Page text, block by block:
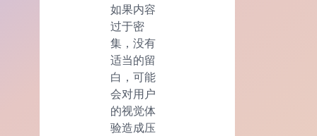
如果内容
过于密
集，没有
适当的留
白，可能
会对用户
的视觉体
验造成压